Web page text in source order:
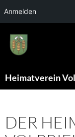
Anmelden
Inhalt
springen
Heimatverein
DER